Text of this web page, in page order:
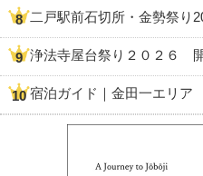
二戸駅前石切所・金勢祭り
浄法寺屋台祭り２０２６
宿泊ガイド｜金田一エリア